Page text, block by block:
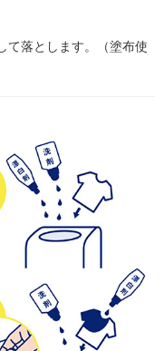
て落とします。（塗布使